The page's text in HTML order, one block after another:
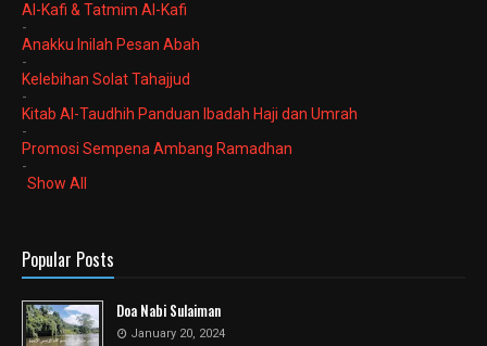
Al-Kafi & Tatmim Al-Kafi
-
Anakku Inilah Pesan Abah
-
Kelebihan Solat Tahajjud
-
Kitab Al-Taudhih Panduan Ibadah Haji dan Umrah
-
Promosi Sempena Ambang Ramadhan
-
Show All
Popular Posts
Doa Nabi Sulaiman
January 20, 2024